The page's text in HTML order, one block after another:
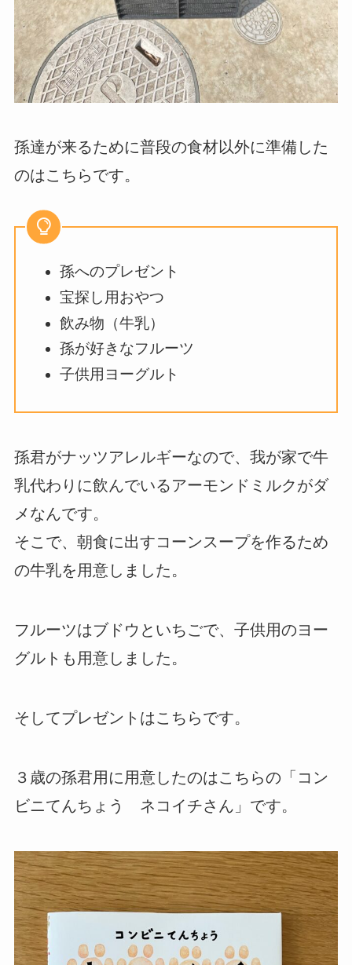
孫達が来るために普段の食材以外に準備した
のはこちらです。
孫へのプレゼント
宝探し用おやつ
飲み物（牛乳）
孫が好きなフルーツ
子供用ヨーグルト
孫君がナッツアレルギーなので、我が家で牛
乳代わりに飲んでいるアーモンドミルクがダ
メなんです。
そこで、朝食に出すコーンスープを作るため
の牛乳を用意しました。
フルーツはブドウといちごで、子供用のヨー
グルトも用意しました。
そしてプレゼントはこちらです。
３歳の孫君用に用意したのはこちらの「コン
ビニてんちょう ネコイチさん」です。